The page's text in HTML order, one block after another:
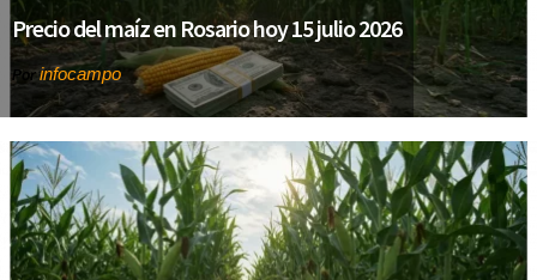
Precio del maíz en Rosario hoy 15 julio 2026
Porinfocampo